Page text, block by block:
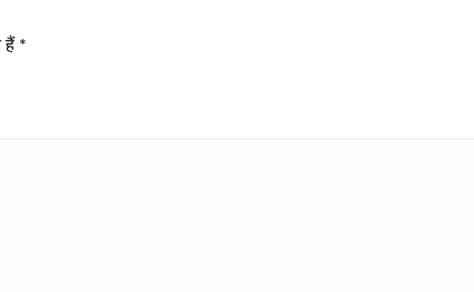
हैं *